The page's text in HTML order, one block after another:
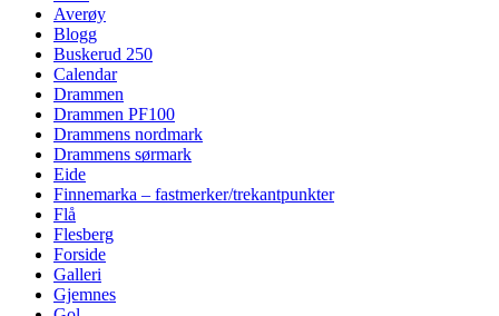
Averøy
Blogg
Buskerud 250
Calendar
Drammen
Drammen PF100
Drammens nordmark
Drammens sørmark
Eide
Finnemarka – fastmerker/trekantpunkter
Flå
Flesberg
Forside
Galleri
Gjemnes